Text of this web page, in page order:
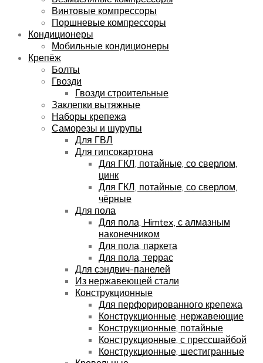
Винтовые компрессоры
Поршневые компрессоры
Кондиционеры
Мобильные кондиционеры
Крепёж
Болты
Гвозди
Гвозди строительные
Заклепки вытяжные
Наборы крепежа
Саморезы и шурупы
Для ГВЛ
Для гипсокартона
Для ГКЛ, потайные, со сверлом,
цинк
Для ГКЛ, потайные, со сверлом,
чёрные
Для пола
Для пола, Himtex, с алмазным
наконечником
Для пола, паркета
Для пола, террас
Для сэндвич-панелей
Из нержавеющей стали
Конструкционные
Для перфорированного крепежа
Конструкционные, нержавеющие
Конструкционные, потайные
Конструкционные, с прессшайбой
Конструкционные, шестигранные